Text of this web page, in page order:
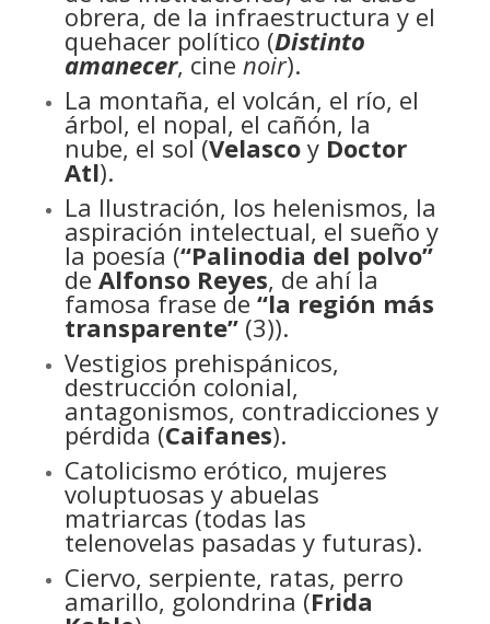
obrera, de la infraestructura y el
quehacer político (Distinto
amanecer, cine noir).
La montaña, el volcán, el río, el
árbol, el nopal, el cañón, la
nube, el sol (Velascoy Doctor
Atl).
La Ilustración, los helenismos, la
aspiración intelectual, el sueño y
la poesía (“Palinodia del polvo”
deAlfonso Reyes, de ahí la
famosa frase de “la región más
transparente”(3)).
Vestigios prehispánicos,
destrucción colonial,
antagonismos, contradicciones y
pérdida (Caifanes).
Catolicismo erótico, mujeres
voluptuosas y abuelas
matriarcas (todas las
telenovelas pasadas y futuras).
Ciervo, serpiente, ratas, perro
amarillo, golondrina (Frida